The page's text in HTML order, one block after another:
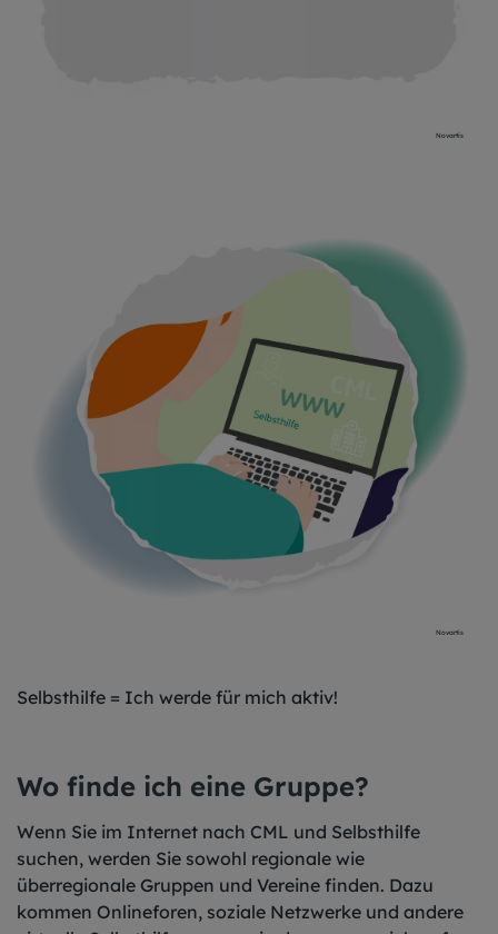
Novartis
Novartis
Selbsthilfe = Ich werde für mich aktiv!
Wo finde ich eine Gruppe?
Wenn Sie im Internet nach CML und Selbsthilfe
suchen, werden Sie sowohl regionale wie
überregionale Gruppen und Vereine finden. Dazu
kommen Onlineforen, soziale Netzwerke und andere